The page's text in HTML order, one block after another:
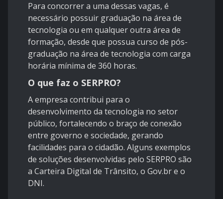
Para concorrer a uma dessas vagas, é
necessário possuir graduação na área de
tecnologia ou em qualquer outra área de
formação, desde que possua curso de pós-
graduação na área de tecnologia com carga
horária mínima de 360 horas.
O que faz o SERPRO?
A empresa contribui para o
desenvolvimento da tecnologia no setor
público, fortalecendo o braço de conexão
entre governo e sociedade, gerando
facilidades para o cidadão. Alguns exemplos
de soluções desenvolvidas pelo SERPRO são
a Carteira Digital de Trânsito, o Gov.br e o
DNI.